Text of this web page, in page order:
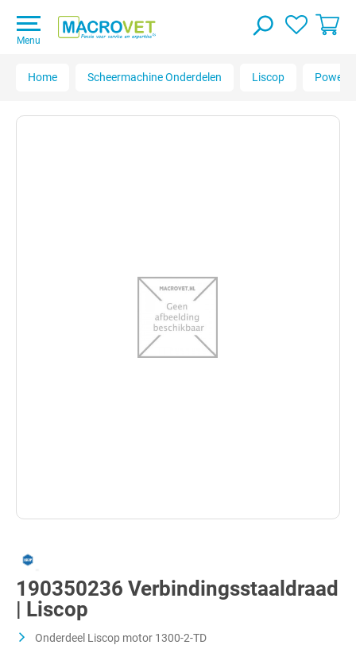
Menu
Home Scheermachine Onderdelen Liscop
190350236 Verbindingsstaaldraad
| Liscop
Onderdeel Liscop motor 1300-2-TD